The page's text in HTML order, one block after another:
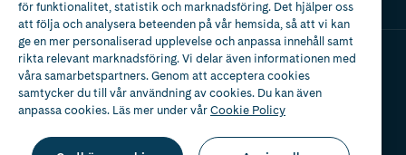
Apotek med tillstånd
av Läkemedelsverket
för funktionalitet, statistik och marknadsföring. Det hjälper oss
att följa och analysera beteenden på vår hemsida, så att vi kan
ge en mer personaliserad upplevelse och anpassa innehåll samt
rikta relevant marknadsföring. Vi delar även informationen med
våra samarbetspartners. Genom att acceptera cookies
samtycker du till vår användning av cookies. Du kan även
anpassa cookies. Läs mer under vårCookie Policy